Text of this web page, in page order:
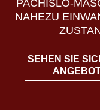
PACHISLO-
NAHEZU
SEHEN SIE